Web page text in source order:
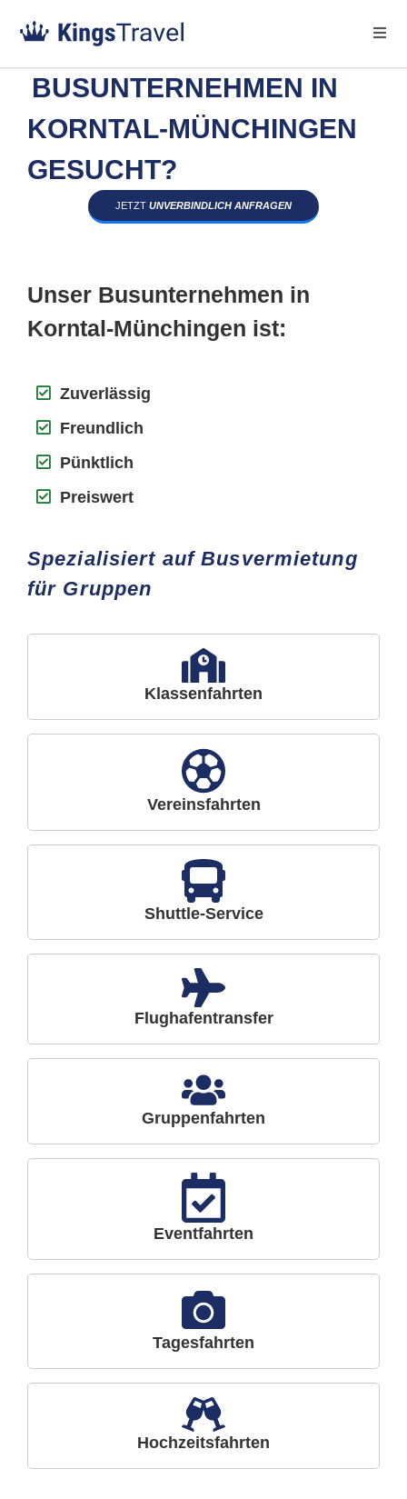
BUSUNTERNEHMEN IN
KORNTAL-MÜNCHINGEN
GESUCHT?
JETZT UNVERBINDLICH ANFRAGEN
Unser Busunternehmen in
Korntal-Münchingen ist:
Zuverlässig
Freundlich
Pünktlich
Preiswert
Spezialisiert auf Busvermietung
für Gruppen
Klassenfahrten
Vereinsfahrten
Shuttle-Service
Flughafentransfer
Gruppenfahrten
Eventfahrten
Tagesfahrten
Hochzeitsfahrten